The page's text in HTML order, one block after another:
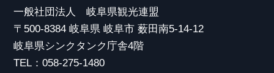
一般社団法人 岐阜県観光連盟
〒500-8384 岐阜県 岐阜市 薮田南5-14-12
岐阜県シンクタンク庁舎4階
TEL：058-275-1480